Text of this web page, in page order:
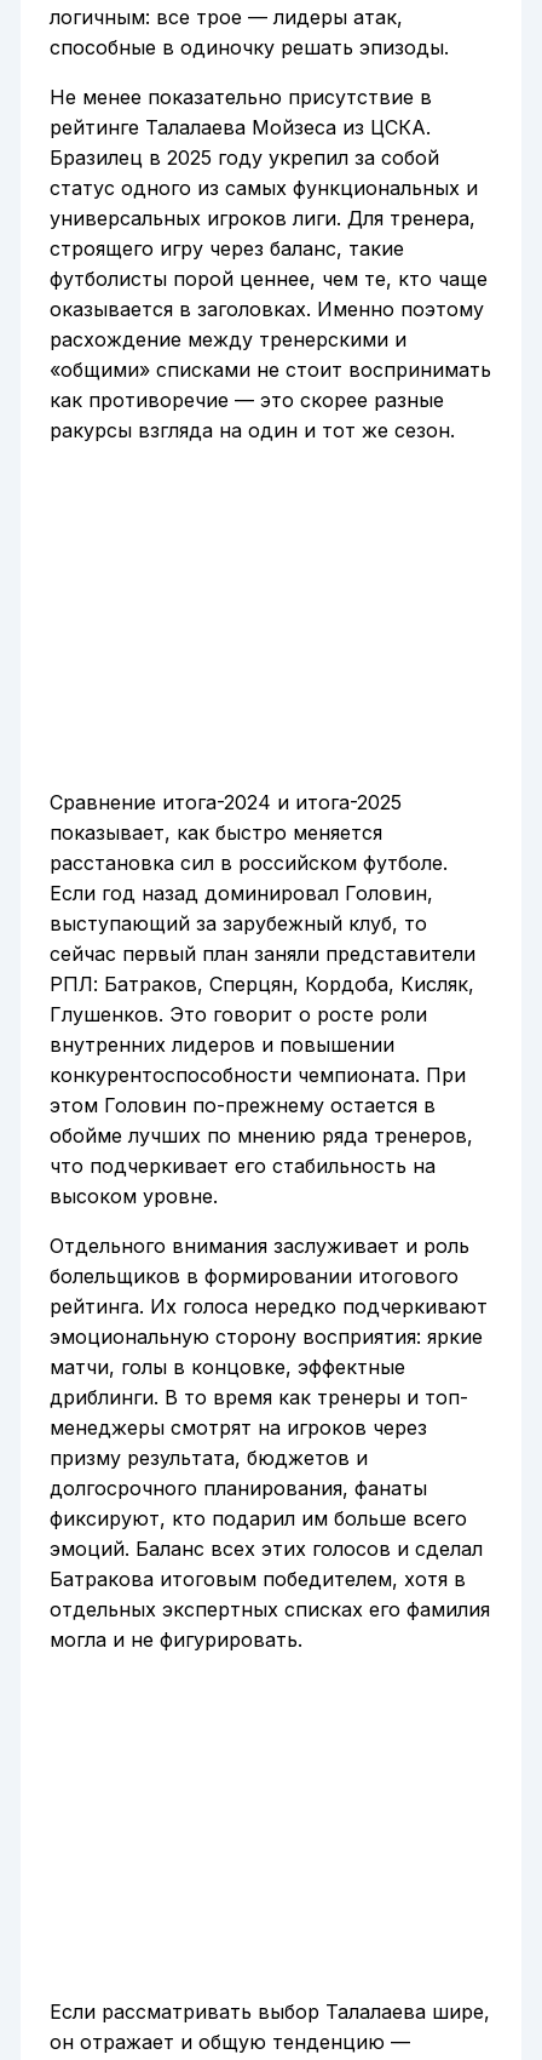
логичным: все трое — лидеры атак,
способные в одиночку решать эпизоды.
Не менее показательно присутствие в
рейтинге Талалаева Мойзеса из ЦСКА.
Бразилец в 2025 году укрепил за собой
статус одного из самых функциональных и
универсальных игроков лиги. Для тренера,
строящего игру через баланс, такие
футболисты порой ценнее, чем те, кто чаще
оказывается в заголовках. Именно поэтому
расхождение между тренерскими и
«общими» списками не стоит воспринимать
как противоречие — это скорее разные
ракурсы взгляда на один и тот же сезон.
Сравнение итога-2024 и итога-2025
показывает, как быстро меняется
расстановка сил в российском футболе.
Если год назад доминировал Головин,
выступающий за зарубежный клуб, то
сейчас первый план заняли представители
РПЛ: Батраков, Сперцян, Кордоба, Кисляк,
Глушенков. Это говорит о росте роли
внутренних лидеров и повышении
конкурентоспособности чемпионата. При
этом Головин по-прежнему остается в
обойме лучших по мнению ряда тренеров,
что подчеркивает его стабильность на
высоком уровне.
Отдельного внимания заслуживает и роль
болельщиков в формировании итогового
рейтинга. Их голоса нередко подчеркивают
эмоциональную сторону восприятия: яркие
матчи, голы в концовке, эффектные
дриблинги. В то время как тренеры и топ-
менеджеры смотрят на игроков через
призму результата, бюджетов и
долгосрочного планирования, фанаты
фиксируют, кто подарил им больше всего
эмоций. Баланс всех этих голосов и сделал
Батракова итоговым победителем, хотя в
отдельных экспертных списках его фамилия
могла и не фигурировать.
Если рассматривать выбор Талалаева шире,
он отражает и общую тенденцию —